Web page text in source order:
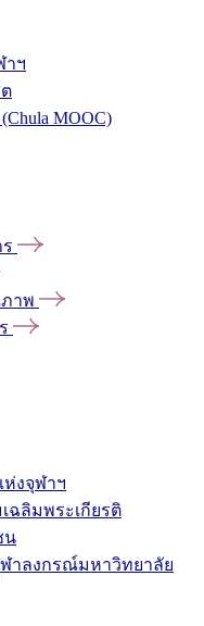
าฯ
MOOC)
าพ
งจุฬาฯ
ฉลิมพระเกียรติ
น
าลงกรณ์มหาวิทยาลัย